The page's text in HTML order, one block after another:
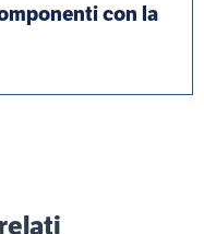
con la